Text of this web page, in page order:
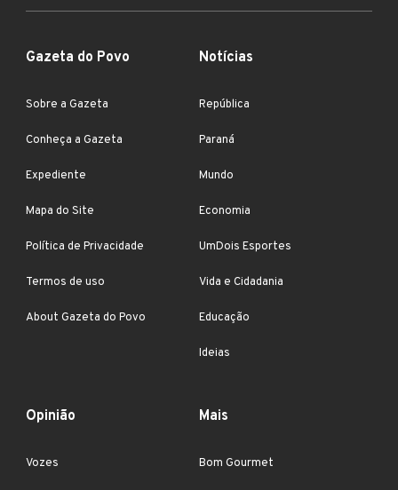
Gazeta do Povo
Sobre a Gazeta
Conheça a Gazeta
Expediente
Mapa do Site
Política de Privacidade
Termos de uso
About Gazeta do Povo
Notícias
República
Paraná
Mundo
Economia
UmDois Esportes
Vida e Cidadania
Educação
Ideias
Opinião
Vozes
Mais
Bom Gourmet